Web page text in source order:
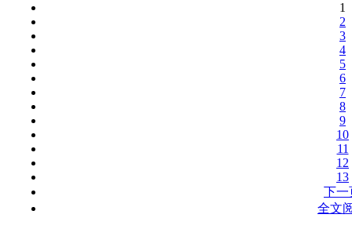
1
2
3
4
5
6
7
8
9
10
11
12
13
下一
全文